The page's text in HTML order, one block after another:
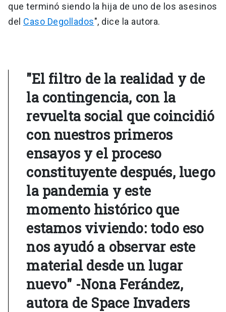
que terminó siendo la hija de uno de los asesinos
del Caso Degollados", dice la autora.
"El filtro de la realidad y de
la contingencia, con la
revuelta social que coincidió
con nuestros primeros
ensayos y el proceso
constituyente después, luego
la pandemia y este
momento histórico que
estamos viviendo: todo eso
nos ayudó a observar este
material desde un lugar
nuevo" -Nona Ferández,
autora de Space Invaders